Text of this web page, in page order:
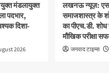
मंडलायुक्त
पदभार,
दिशा-
2026
लखनऊ न्यूज़:
समाजशास्त्र के
का पीएच.डी.
मौखिक परीक्षा
जनवाद टाइम्स